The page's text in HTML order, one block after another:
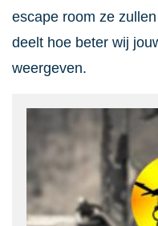
escape room ze
deelt hoe beter wij
weergeven.